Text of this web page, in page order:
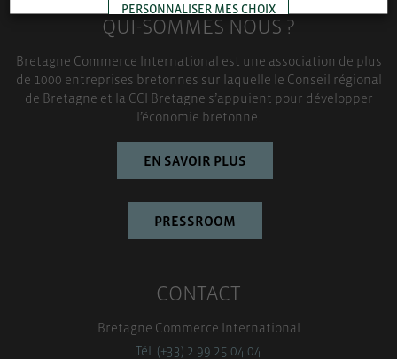
QUI-SOMMES NOUS ?
Bretagne Commerce International est une association de plus
de 1000 entreprises bretonnes sur laquelle le Conseil régional
de Bretagne et la CCI Bretagne s’appuient pour développer
l’économie bretonne.
EN SAVOIR PLUS
PRESSROOM
CONTACT
Bretagne Commerce International
Tél. (+33) 2 99 25 04 04
PERSONNALISER MES CHOIX
TOUT ACCEPTER